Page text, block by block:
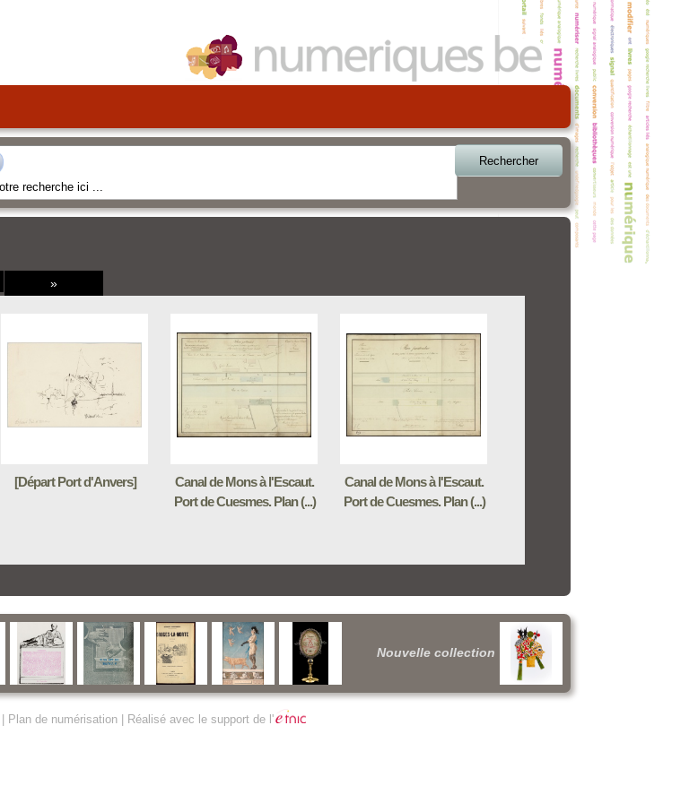
Rechercher
»
[Départ Port d'Anvers]
Canal de Mons à l'Escaut.
Port de Cuesmes. Plan (...)
Canal de Mons à l'Escaut.
Port de Cuesmes. Plan (...)
Nouvelle collection
Plan de numérisation| Réalisé avec le support de l'